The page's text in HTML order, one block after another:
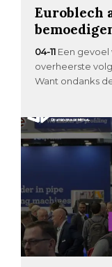
Euroblech
04-11 Een
overheerste
Want ondanks